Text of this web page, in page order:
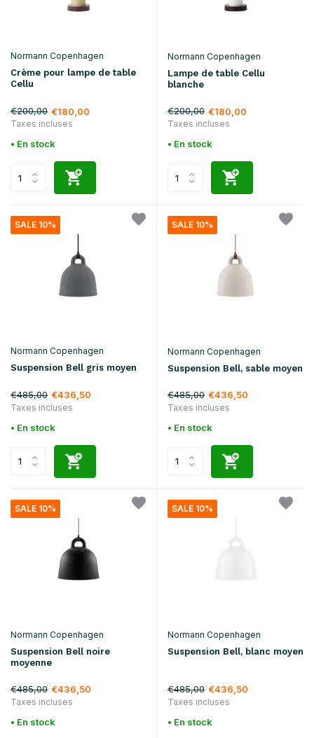
Normann Copenhagen
Crème pour lampe de table
Cellu
€200,00 €180,00
Taxes incluses
• En stock
Normann Copenhagen
Lampe de table Cellu
blanche
€200,00 €180,00
Taxes incluses
• En stock
SALE 10%
Normann Copenhagen
Suspension Bell gris moyen
€485,00 €436,50
Taxes incluses
• En stock
SALE 10%
Normann Copenhagen
Suspension Bell, sable moyen
€485,00 €436,50
Taxes incluses
• En stock
SALE 10%
Normann Copenhagen
Suspension Bell noire
moyenne
€485,00 €436,50
Taxes incluses
• En stock
SALE 10%
Normann Copenhagen
Suspension Bell, blanc moyen
€485,00 €436,50
Taxes incluses
• En stock